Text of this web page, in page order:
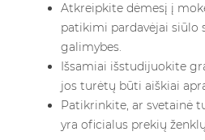
Atkreipkite dėmesį į
patikimi pardavėjai siūlo
galimybes.
Išsamiai išstudijuokite
jos turėtų būti aiškiai
Patikrinkite, ar svetainė
yra oficialus prekių